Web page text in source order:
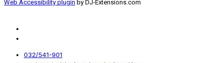
Web Accessibility plugin by DJ-Extensions.com
032/541-901